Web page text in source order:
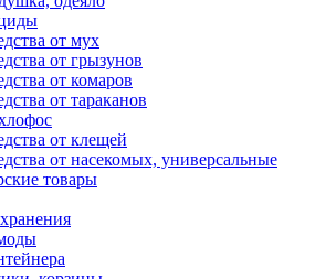
от мух
от грызунов
от комаров
от тараканов
от клещей
от насекомых, универсальные
товары